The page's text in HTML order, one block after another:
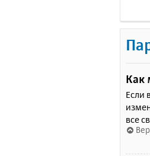
Как
Если
все